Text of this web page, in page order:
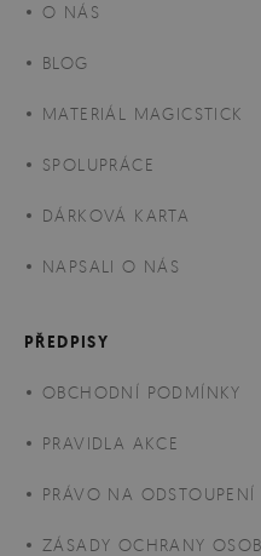
O NÁS
BLOG
MATERIÁL MAGICSTICK
SPOLUPRÁCE
DÁRKOVÁ KARTA
NAPSALI O NÁS
PŘEDPISY
OBCHODNÍ PODMÍNKY
PRAVIDLA AKCE
PRÁVO NA
ZÁSADY OCHRANY